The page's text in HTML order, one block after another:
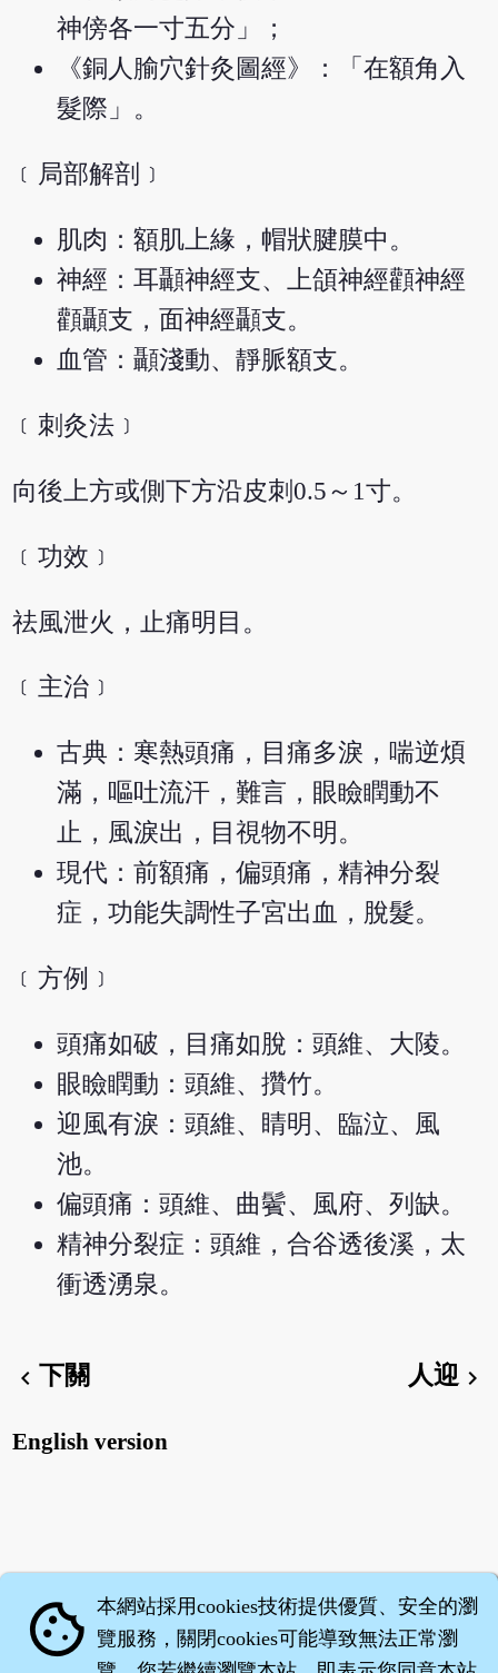
神傍各一寸五分」；
《銅人腧穴針灸圖經》：「在額角入
髮際」。
﹝局部解剖﹞
肌肉：額肌上緣，帽狀腱膜中。
神經：耳顳神經支、上頜神經顴神經
顴顳支，面神經顳支。
血管：顳淺動、靜脈額支。
﹝刺灸法﹞
向後上方或側下方沿皮刺0.5～1寸。
﹝功效﹞
祛風泄火，止痛明目。
﹝主治﹞
古典：寒熱頭痛，目痛多淚，喘逆煩
滿，嘔吐流汗，難言，眼瞼瞤動不
止，風淚出，目視物不明。
現代：前額痛，偏頭痛，精神分裂
症，功能失調性子宮出血，脫髮。
﹝方例﹞
頭痛如破，目痛如脫：頭維、大陵。
眼瞼瞤動：頭維、攢竹。
迎風有淚：頭維、睛明、臨泣、風
池。
偏頭痛：頭維、曲鬢、風府、列缺。
精神分裂症：頭維，合谷透後溪，太
衝透湧泉。
chevron_left 下關 人迎chevron_right
English version
cookie 本網站採用cookies技術提供優質、安全的瀏
覽服務，關閉cookies可能導致無法正常瀏